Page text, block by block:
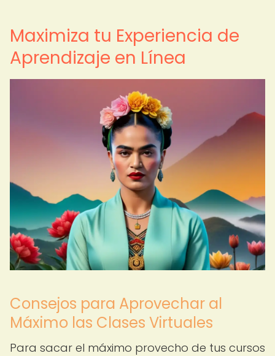
Maximiza tu Experiencia de
Aprendizaje en Línea
Consejos para Aprovechar al
Máximo las Clases Virtuales
Para sacar el máximo provecho de tus cursos